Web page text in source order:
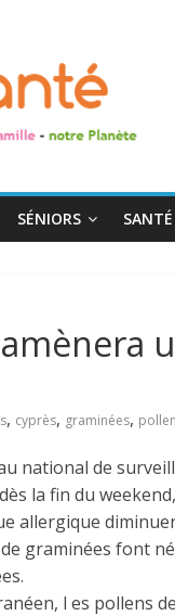
SÉNIORS
, cyprès, graminées,
national de
la fin du
allergique
graminées font
l es pollens